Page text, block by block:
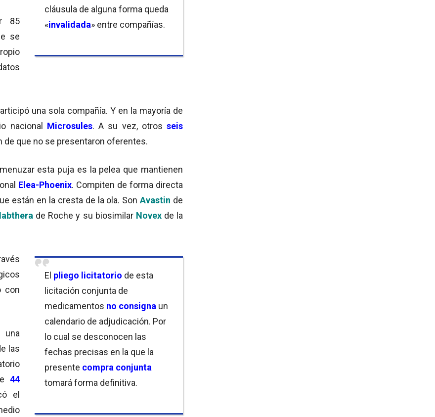
cláusula de alguna forma queda
«invalidada» entre compañías.
85
se
una sola compañía. Y en la mayoría de
nacional Microsules. A su vez, otrosseis
de que no se presentaron oferentes.
esta puja es la pelea que mantienen
Elea-Phoenix. Compiten de forma directa
están en la cresta de la ola. SonAvastin de
de Roche y su biosimilar Novex de la
El pliego licitatorio de esta
licitación conjunta de
medicamentos no consigna un
calendario de adjudicación. Por
lo cual se desconocen las
fechas precisas en la que la
presente compra conjunta
tomará forma definitiva.
con
una
las
44
el